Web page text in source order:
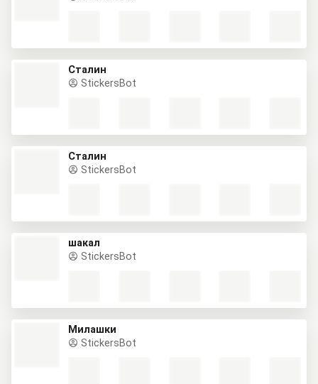
Сталин
StickersBot
Сталин
StickersBot
шакал
StickersBot
Милашки
StickersBot